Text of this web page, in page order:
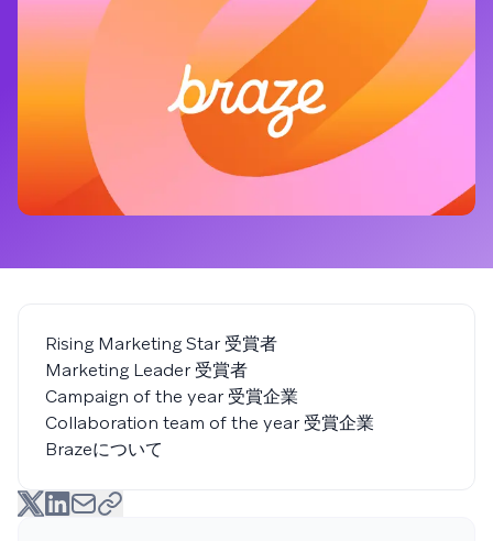
Rising Marketing Star 受賞者
Marketing Leader 受賞者
Campaign of the year 受賞企業
Collaboration team of the year 受賞企業
Brazeについて